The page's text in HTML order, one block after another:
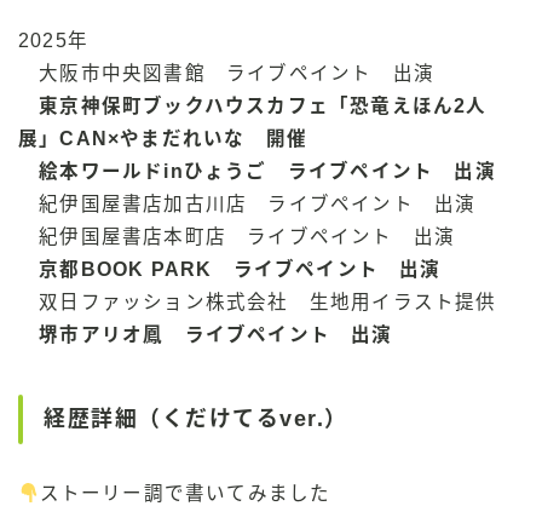
2025年
大阪市中央図書館 ライブペイント 出演
東京神保町ブックハウスカフェ「恐竜えほん2人
展」CAN×やまだれいな 開催
絵本ワールドinひょうご ライブペイント 出演
紀伊国屋書店加古川店 ライブペイント 出演
紀伊国屋書店本町店 ライブペイント 出演
京都BOOK PARK ライブペイント 出演
双日ファッション株式会社 生地用イラスト提供
堺市アリオ鳳 ライブペイント 出演
経歴詳細（くだけてるver.）
ストーリー調で書いてみました